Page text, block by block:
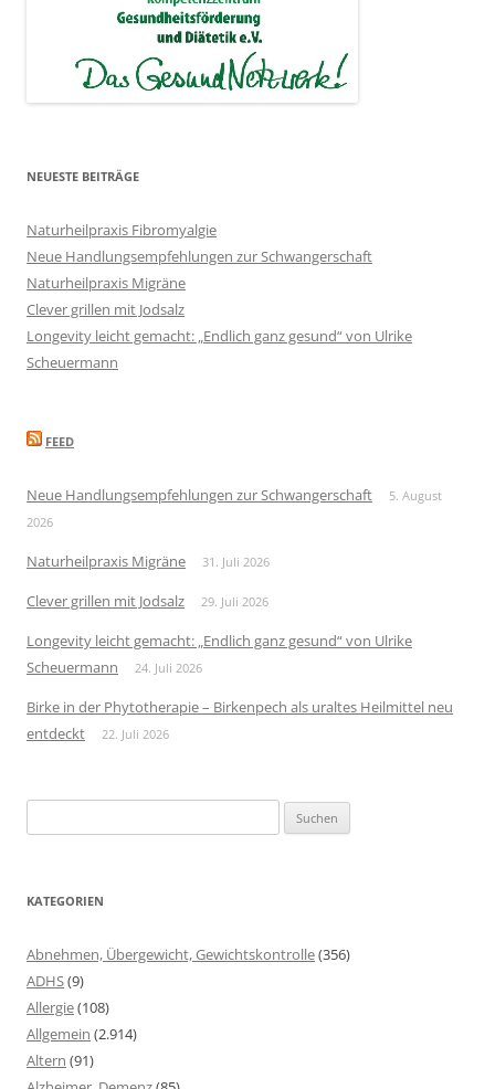
NEUESTE BEITRÄGE
Naturheilpraxis Fibromyalgie
Neue Handlungsempfehlungen zur Schwangerschaft
Naturheilpraxis Migräne
Clever grillen mit Jodsalz
Longevity leicht gemacht: „Endlich ganz gesund“ von Ulrike
Scheuermann
FEED
Neue Handlungsempfehlungen zur Schwangerschaft
5. August
2026
Naturheilpraxis Migräne 31. Juli 2026
Clever grillen mit Jodsalz 29. Juli 2026
Longevity leicht gemacht: „Endlich ganz gesund“ von Ulrike
Scheuermann
24. Juli 2026
Birke in der Phytotherapie – Birkenpech als uraltes Heilmittel neu
entdeckt
22. Juli 2026
nach:
KATEGORIEN
Abnehmen, Übergewicht, Gewichtskontrolle(356)
ADHS(9)
Allergie(108)
Allgemein (2.914)
Altern (91)